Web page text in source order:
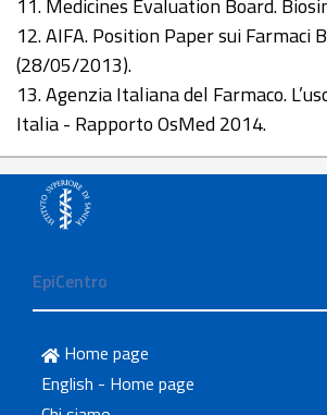
12. AIFA. Position Paper sui Farmaci
(28/05/2013).
13. Agenzia Italiana del Farmaco.
Italia - Rapporto OsMed 2014.
EpiCentro
Home page
English - Home page